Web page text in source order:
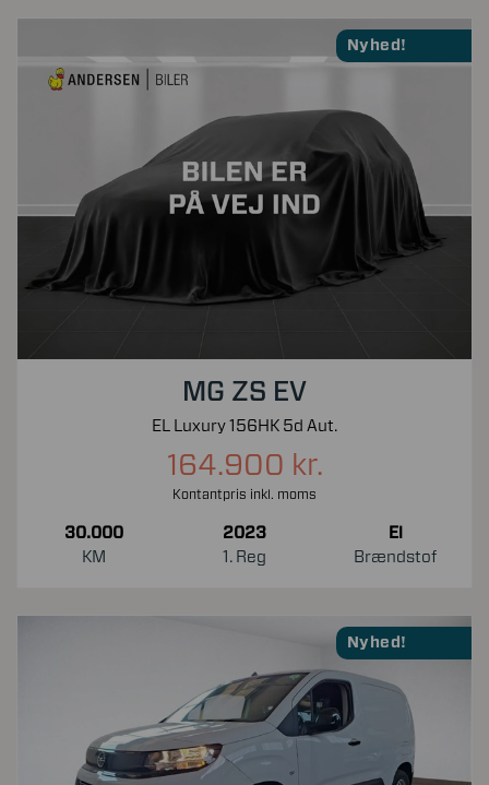
Nyhed!
MG ZS EV
EL Luxury 156HK 5d Aut.
164.900 kr.
Kontantpris inkl. moms
30.000
KM
2023
1. Reg
El
Brændstof
Nyhed!